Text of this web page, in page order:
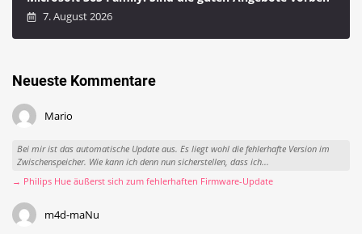
7. August 2026
Neueste Kommentare
Mario
Bei mir ist das automatische Update aus. Es liegt wohl die fehlerhafte Version im
Zwischenspeicher. Wie kann ich denn nun sicherstellen, dass ich...
→ Philips Hue äußerst sich zum fehlerhaften Firmware-Update
m4d-maNu